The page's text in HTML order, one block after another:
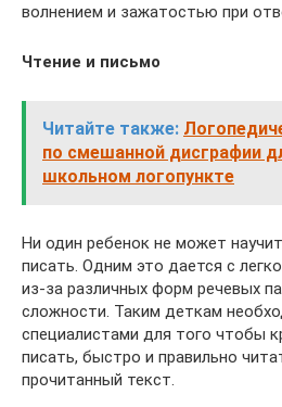
волнением и зажатостью при
Чтение и письмо
Читайте также:
по смешанной дисграфии
школьном логопункте
Ни один ребенок не может
писать. Одним это дается с
из-за различных форм речевых
сложности. Таким деткам
специалистами для того чтобы
писать, быстро и правильно
прочитанный текст.